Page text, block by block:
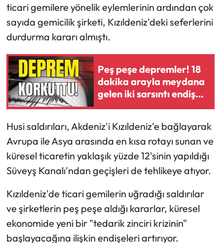
ticari gemilere yönelik eylemlerinin ardından çok
sayıda gemicilik şirketi, Kızıldeniz'deki seferlerini
durdurma kararı almıştı.
Peş peşe depremler! 18
dakika arayla meydana
gelen iki sarsıntı endişe
yarattı
Husi saldırıları, Akdeniz'i Kızıldeniz'e bağlayarak
Avrupa ile Asya arasında en kısa rotayı sunan ve
küresel ticaretin yaklaşık yüzde 12'sinin yapıldığı
Süveyş Kanalı'ndan geçişleri de tehlikeye atıyor.
Kızıldeniz'de ticari gemilerin uğradığı saldırılar
ve şirketlerin peş peşe aldığı kararlar, küresel
ekonomide yeni bir "tedarik zinciri krizinin"
başlayacağına ilişkin endişeleri artırıyor.